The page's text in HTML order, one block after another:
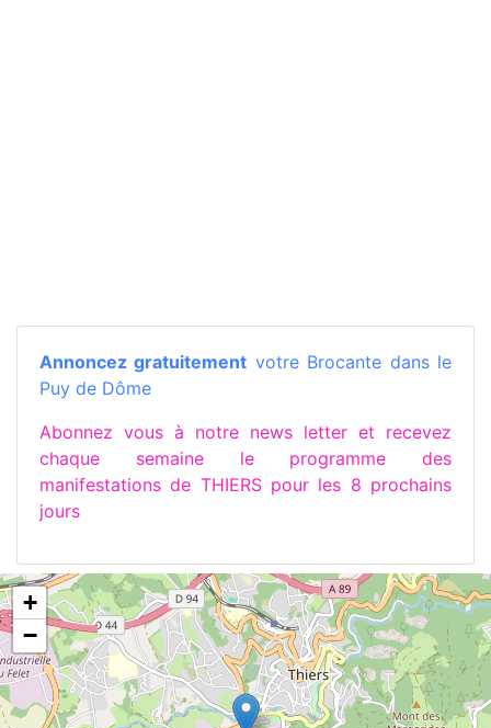
Annoncez gratuitement votre Brocante dans le
Puy de Dôme
Abonnez vous à notre news letter et recevez
chaque semaine le programme des
manifestations de THIERS pour les 8 prochains
jours
+
−